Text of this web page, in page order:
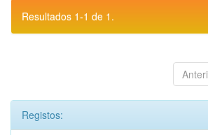
Resultados 1-1 de 1.
Registos: